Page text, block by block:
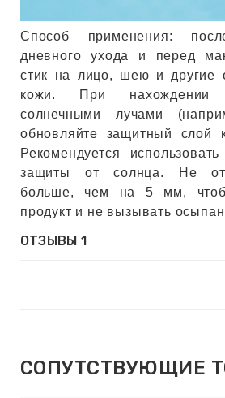
Способ применения:
дневного ухода и перед
стик на лицо, шею и другие
кожи. При
солнечными лучами
обновляйте защитный слой
Рекомендуется
защиты от солнца. Не
больше, чем на 5 мм,
продукт и не вызывать
ОТЗЫВЫ 1
СОПУТСТВУЮЩИЕ